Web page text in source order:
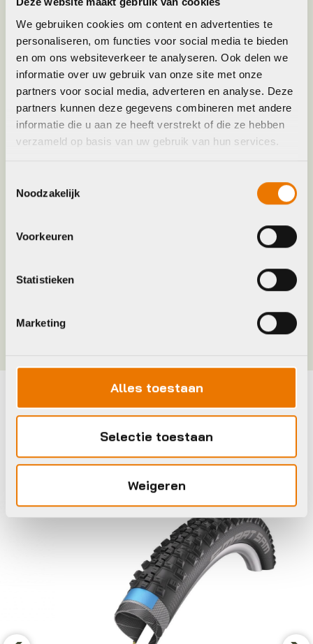
We gebruiken cookies om content en advertenties te
personaliseren, om functies voor social media te bieden
en om ons websiteverkeer te analyseren. Ook delen we
informatie over uw gebruik van onze site met onze
partners voor social media, adverteren en analyse. Deze
partners kunnen deze gegevens combineren met andere
informatie die u aan ze heeft verstrekt of die ze hebben
verzameld op basis van uw gebruik van hun services.
Noodzakelijk
Voorkeuren
Statistieken
Marketing
Alles toestaan
Selectie toestaan
Weigeren
Hoofdkleur Zwart
Keyword
Leverstatus Niet meer leverbaar
Model GR1 Team Issue gravelband
Merk Bontrager
700C x 40mm
BLACK
Maak je fiets compleet
Bekijk alle accessoires